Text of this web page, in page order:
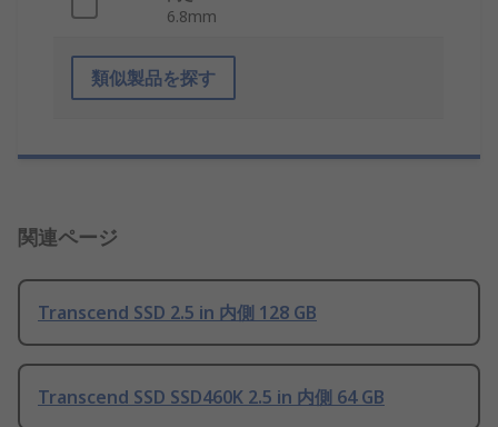
6.8mm
類似製品を探す
関連ページ
Transcend SSD 2.5 in 内側 128 GB
Transcend SSD SSD460K 2.5 in 内側 64 GB